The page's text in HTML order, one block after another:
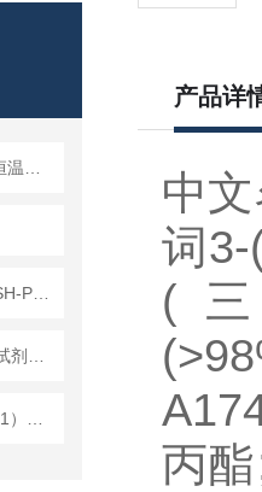
产品详
中
词
(
丙